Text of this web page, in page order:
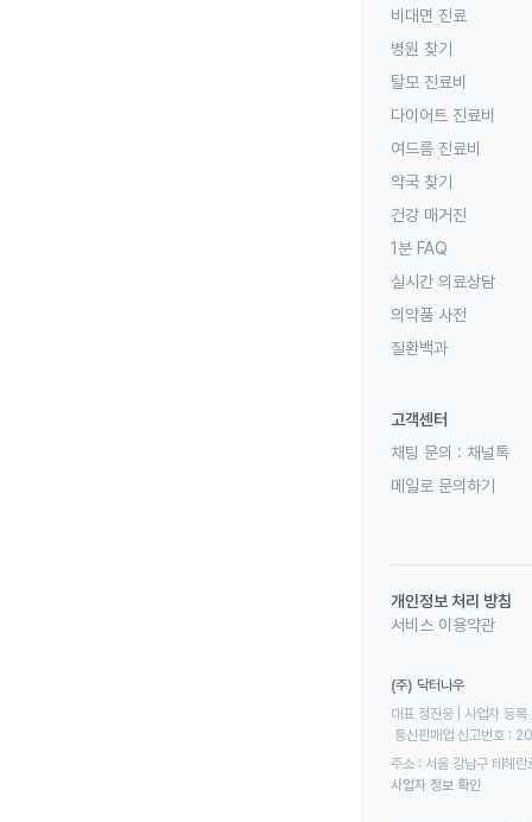
비대면 진료
병원 찾기
탈모 진료비
다이어트 진료비
여드름 진료비
약국 찾기
건강 매거진
1분 FAQ
실시간 의료상담
의약품 사전
질환백과
고객센터
채팅 문의 : 채널톡
메일로 문의하기
개인정보 처리 방침
서비스 이용약관
(주) 닥터나우
대표 정진웅 | 사업자
통신판매업 신고번호
주소 : 서울 강남구 테헤
사업자 정보 확인